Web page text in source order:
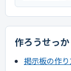
作ろうせっ
掲示板の作